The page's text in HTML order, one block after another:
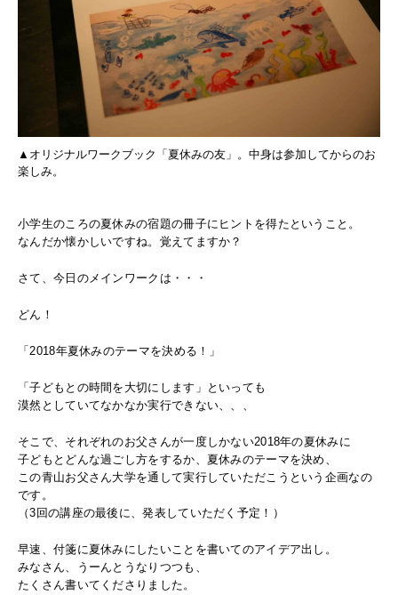
▲オリジナルワークブック「夏休みの友」。中身は参加してからのお
楽しみ。
小学生のころの夏休みの宿題の冊子にヒントを得たということ。
なんだか懐かしいですね。覚えてますか？
さて、今日のメインワークは・・・
どん！
「2018年夏休みのテーマを決める！」
「子どもとの時間を大切にします」といっても
漠然としていてなかなか実行できない、、、
そこで、それぞれのお父さんが一度しかない2018年の夏休みに
子どもとどんな過ごし方をするか、夏休みのテーマを決め、
この青山お父さん大学を通して実行していただこうという企画なの
です。
（3回の講座の最後に、発表していただく予定！）
早速、付箋に夏休みにしたいことを書いてのアイデア出し。
みなさん、うーんとうなりつつも、
たくさん書いてくださりました。